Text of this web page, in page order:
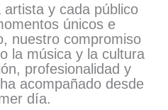
y cada público
únicos e
nuestro compromiso
la música y la cultura
profesionalidad y
acompañado desde
día.